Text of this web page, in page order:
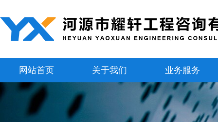
网站首页 关于我们 业务服务